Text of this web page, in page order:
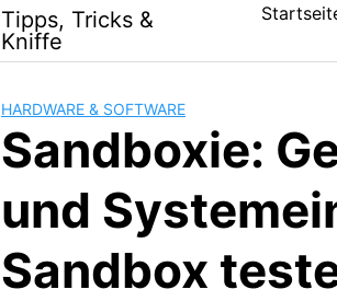
Tipps, Tricks &
Kniffe
HARDWARE & SOFTWARE
Sandboxie:
und
Sandbox